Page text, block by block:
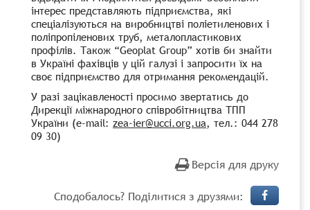
інтерес представляють підприємства, які
спеціалізуються на виробництві поліетиленових і
поліпропіленових труб, металопластикових
профілів. Також “Geoplat Group” хотів би знайти
в Україні фахівців у цій галузі і запросити їх на
своє підприємство для отримання рекомендацій.
У разі зацікавленості просимо звертатись до
Дирекції міжнародного співробітництва ТПП
України (e-mail: zea-ier@ucci.org.ua, тел.: 044 278
09 30)
Версія для друку
Сподобалось? Поділитися з друзями: